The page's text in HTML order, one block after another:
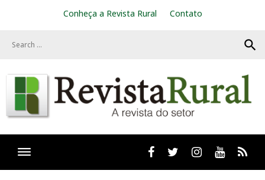
Conheça a Revista Rural Contato
search
Facebooktwitter Instagram
Youtube